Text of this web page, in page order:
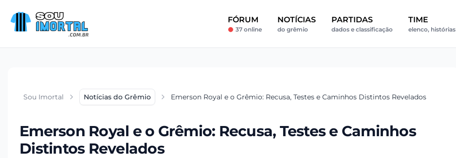
FÓRUM
37 online
NOTÍCIAS
do grêmio
PARTIDAS
dados e classificação
TIME
elenco, histórias
Sou Imortal Notícias do Grêmio Emerson Royal e o Grêmio: Recusa, Testes e Caminhos Distintos Revelados
Emerson Royal e o Grêmio: Recusa, Testes e Caminhos
Distintos Revelados